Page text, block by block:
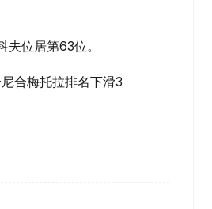
夫位居第63位。
合梅托拉排名下滑3